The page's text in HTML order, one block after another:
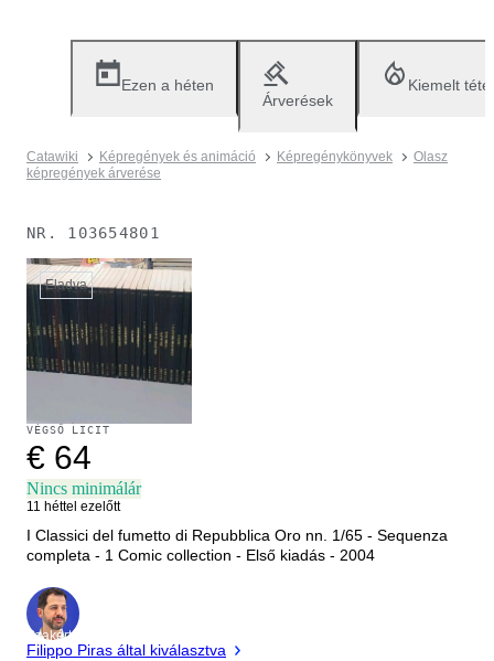
Ezen a héten
Árverések
Kiemelt
Catawiki Képregények és animáció Képregénykönyvek
Olasz
képregények árverése
NR. 103654801
Eladva
VÉGSŐ LICIT
€ 64
Nincs minimálár
11 héttel ezelőtt
I Classici del fumetto di Repubblica Oro nn. 1/65 - Sequenza
completa - 1 Comic collection - Első kiadás - 2004
Szakértő
Filippo Piras által kiválasztva